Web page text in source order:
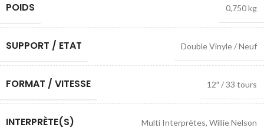
POIDS 0,750 kg
SUPPORT / ETAT Double Vinyle / Neuf
FORMAT / VITESSE 12″ / 33 tours
INTERPRÈTE(S) Multi Interprètes, Willie Nelson